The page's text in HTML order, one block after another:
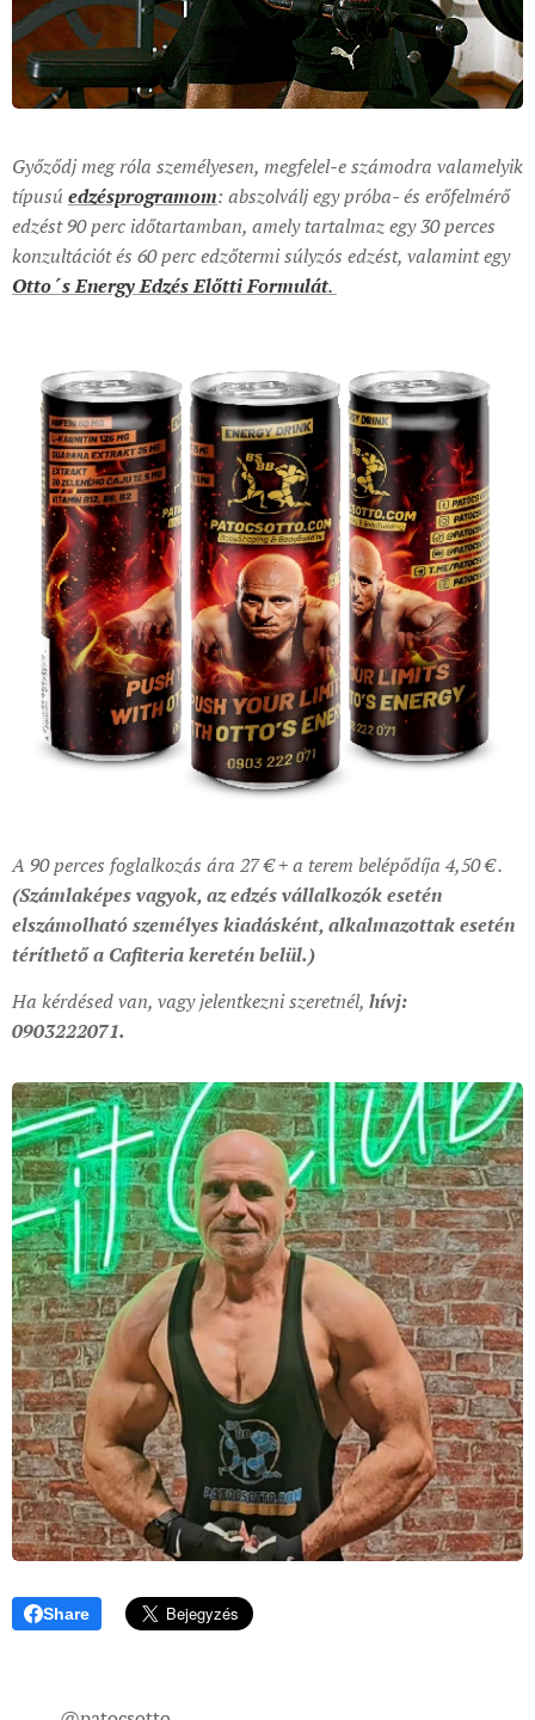
Győződj meg róla személyesen, megfelel-e számodra valamelyik
típusú edzésprogramom: abszolválj egy próba- és erőfelmérő
edzést 90 perc időtartamban, amely tartalmaz egy 30 perces
konzultációt és 60 perc edzőtermi súlyzós edzést, valamint egy
Otto´s Energy Edzés Előtti Formulát.
A 90 perces foglalkozás ára 27 € + a terem belépődíja 4,50 € .
(Számlaképes vagyok, az edzés vállalkozók esetén
elszámolható személyes kiadásként, alkalmazottak esetén
téríthető a Cafiteria keretén belül.)
Ha kérdésed van, vagy jelentkezni szeretnél, hívj:
0903222071.
Share